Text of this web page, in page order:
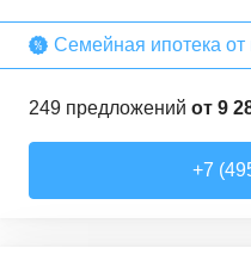
Семейная ипотека
249 предложений от 9
+7